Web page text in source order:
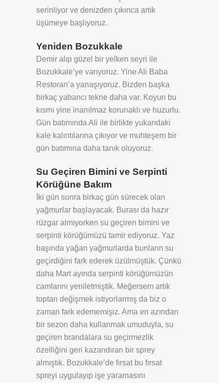
serinliyor ve denizden çıkınca artık
üşümeye başlıyoruz.
Yeniden Bozukkale
Demir alıp güzel bir yelken seyri ile
Bozukkale’ye varıyoruz. Yine Ali Baba
Restoran’a yanaşıyoruz. Bizden başka
birkaç yabancı tekne daha var. Koyun bu
kısmı yine inanılmaz korunaklı ve huzurlu.
Gün batımında Ali ile birlikte yukarıdaki
kale kalıntılarına çıkıyor ve muhteşem bir
gün batımına daha tanık oluyoruz.
Su Geçiren Bimini ve Serpinti
Körüğüne Bakım
İki gün sonra birkaç gün sürecek olan
yağmurlar başlayacak. Burası da hazır
rüzgar almıyorken su geçiren bimini ve
serpinti körüğümüzü tamir ediyoruz. Yaz
başında yağan yağmurlarda bunların su
geçirdiğini fark ederek üzülmüştük. Çünkü
daha Mart ayında serpinti körüğümüzün
camlarını yeniletmiştik. Meğersem artık
toptan değişmek istiyorlarmış da biz o
zaman fark edememişiz. Ama en azından
bir sezon daha kullanmak umuduyla, su
geçiren brandalara su geçirmezlik
özelliğini geri kazandıran bir sprey
almıştık. Bozukkale’de fırsat bu fırsat
spreyi uygulayıp işe yaramasını